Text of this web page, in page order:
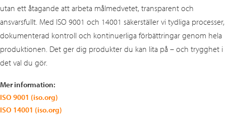
utan ett åtagande att arbeta målmedvetet, transparent och
ansvarsfullt. Med ISO 9001 och 14001 säkerställer vi tydliga processer,
dokumenterad kontroll och kontinuerliga förbättringar genom hela
produktionen. Det ger dig produkter du kan lita på – och trygghet i
det val du gör.
Mer information:
ISO 9001 (iso.org)
ISO 14001 (iso.org)